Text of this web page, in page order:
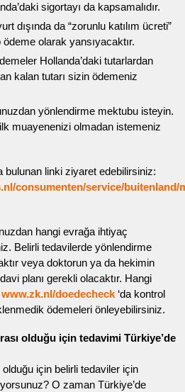
sigortayı da kapsamalıdır.
dışında da “zorunlu katılım ücreti”
olarak yansıyacaktır.
Hollanda’daki tutarlardan
kalan tutarı sizin ödemeniz
yönlendirme mektubu isteyin.
muayenenizi olmadan istemeniz
bulunan linki ziyaret edebilirsiniz:
consumenten/service/buitenland/
hangi evrağa ihtiyaç
Belirli tedavilerde yönlendirme
veya doktorun ya da hekimin
planı gerekli olacaktır. Hangi
www.zk.nl/doedecheck ‘da kontrol
ödemeleri önleyebilirsiniz.
olduğu için tedavimi Türkiye’de
olduğu için belirli tedaviler için
O zaman Türkiye’de